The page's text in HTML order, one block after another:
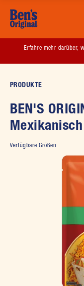
Erfahre mehr darüber,
PRODUKTE
BEN'S
Verfügbare Größen